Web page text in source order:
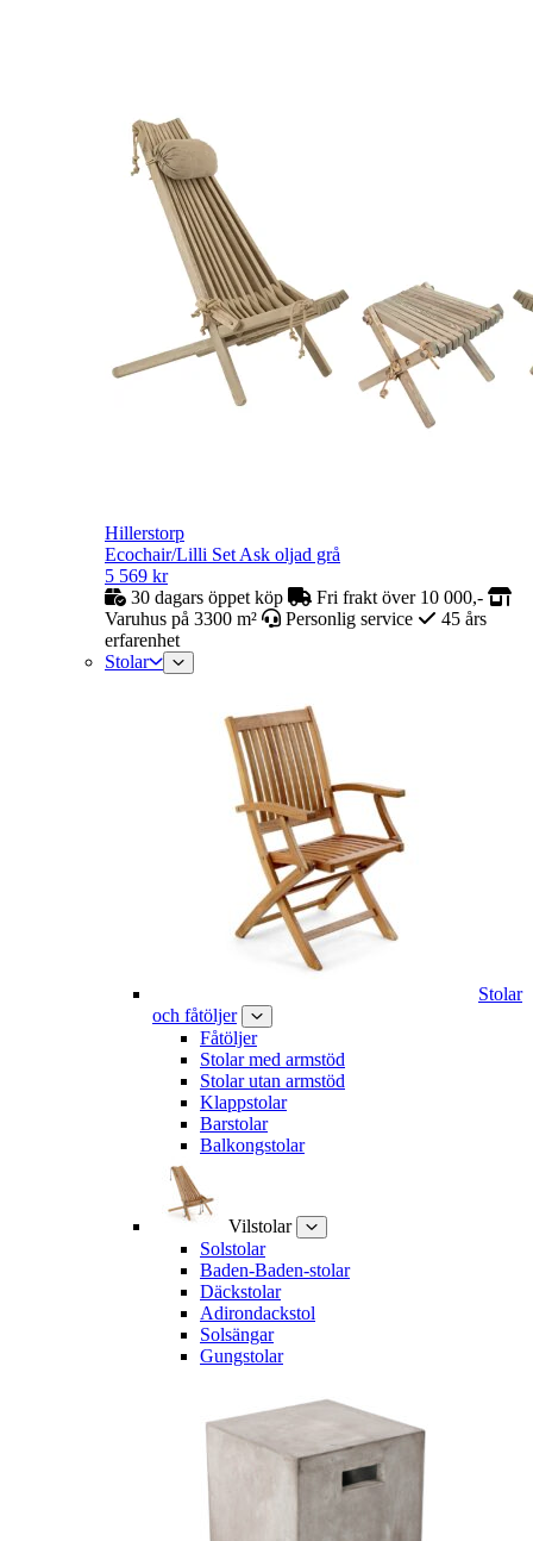
Hillerstorp
Ecochair/Lilli Set Ask oljad grå
5 569 kr
30 dagars öppet köp
Fri frakt över 10 000,-
Varuhus på 3300 m²
Personlig service
45 års
erfarenhet
Stolar
Stolar
och fåtöljer
Fåtöljer
Stolar med armstöd
Stolar utan armstöd
Klappstolar
Barstolar
Balkongstolar
Vilstolar
Solstolar
Baden-Baden-stolar
Däckstolar
Adirondackstol
Solsängar
Gungstolar